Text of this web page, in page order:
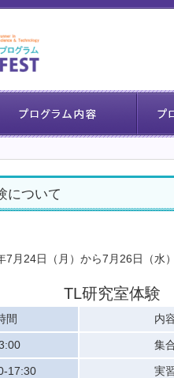
について
7月24日（月）から7月26日（水
TL研究室体験
間 内
集
17:30 実